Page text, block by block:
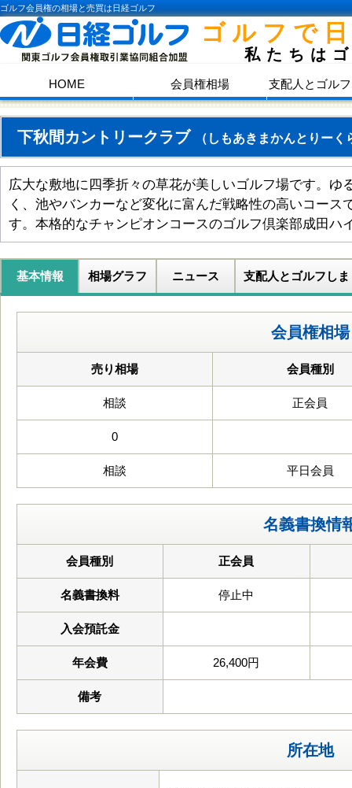
ゴルフ会員権の相場と売買は日経ゴルフ
ゴルフで
私たちは
HOME 会員権相場 支配人とゴル
下秋間カントリークラブ （しもあきまかんとりーく
広大な敷地に四季折々の草花が美しいゴルフ場です。ゆ
く、池やバンカーなど変化に富んだ戦略性の高いコー
す。本格的なチャンピオンコースのゴルフ倶楽部成田
基本情報 相場グラフ ニュース 支配人とゴルフしま
会員権相場
売り相場 会員種別
相談 正会員
0
相談 平日会員
名義書換情
会員種別 正会員
名義書換料 停止中
入会預託金
年会費 26,400円
備考
所在地